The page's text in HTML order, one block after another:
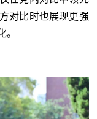
对比时也展现更强
。